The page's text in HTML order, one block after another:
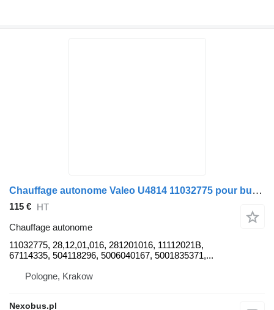
Chauffage autonome Valeo U4814 11032775 pour bus Mercedes-Benz Tourismo Travego
115 € HT
Chauffage autonome
11032775, 28,12,01,016, 281201016, 11112021B,
67114335, 504118296, 5006040167, 5001835371,...
Pologne, Krakow
Nexobus.pl